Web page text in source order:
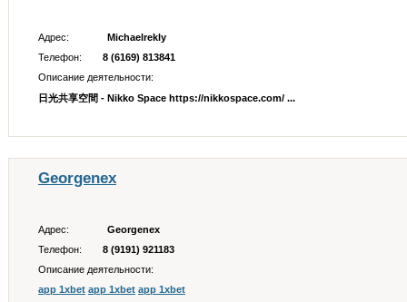
Адрес:
Michaelrekly
Телефон:
8 (6169) 813841
Описание деятельности:
日光共享空間 - Nikko Space https://nikkospace.com/ ...
Georgenex
Адрес:
Georgenex
Телефон:
8 (9191) 921183
Описание деятельности:
app 1xbet app 1xbet app 1xbet